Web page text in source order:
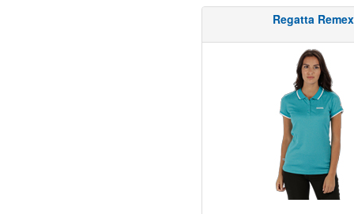
Regatta Remex